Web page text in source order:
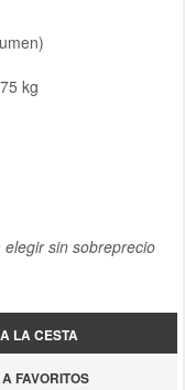
kg
sin sobreprecio
LA CESTA
FAVORITOS